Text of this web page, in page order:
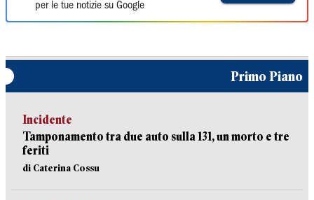
per le tue notizie su Google
Primo Piano
Incidente
Tamponamento tra due auto sulla 131, un morto e tre
feriti
di Caterina Cossu